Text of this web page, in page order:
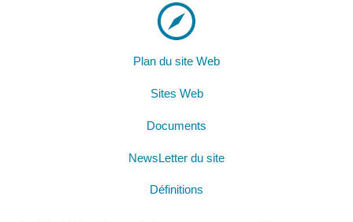
Plan du site Web
Sites Web
Documents
NewsLetter du site
Définitions